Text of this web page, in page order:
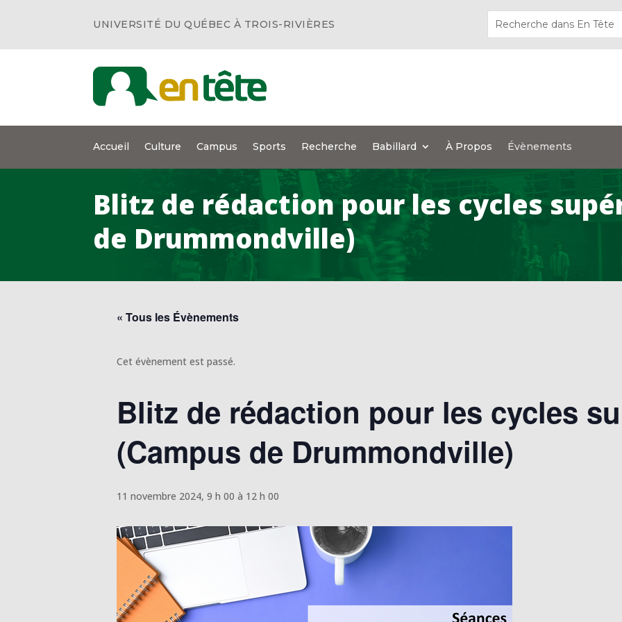
UNIVERSITÉ DU QUÉBEC À TROIS-RIVIÈRES
Accueil Culture Campus Sports Recherche Babillard À Propos Évènements
Blitz de rédaction pour les cycles
de Drummondville)
« Tous les Évènements
Cet évènement est passé.
Blitz de rédaction pour les cycles
(Campus de Drummondville)
11 novembre 2024, 9 h 00 à 12 h 00